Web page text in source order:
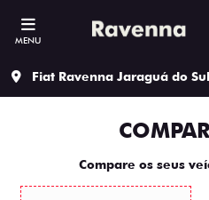
MENU
Fiat Ravenna Jaraguá do Sul
Compare os seus